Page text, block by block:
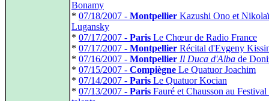
Bonamy
* 07/18/2007 - Montpellier Kazushi Ono et Nikolaï
Lugansky
* 07/17/2007 - Paris Le Chœur de Radio France
* 07/17/2007 - Montpellier Récital d'Evgeny
* 07/16/2007 - Montpellier Il Duca d'Alba de
* 07/15/2007 - Compiègne Le Quatuor Joachim
* 07/14/2007 - Paris Le Quatuor Kocian
* 07/13/2007 - Paris Fauré et Chausson au Festival